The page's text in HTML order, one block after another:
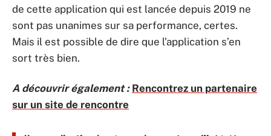
de cette application qui est lancée depuis 2019 ne
sont pas unanimes sur sa performance, certes.
Mais il est possible de dire que l’application s’en
sort très bien.
A découvrir également : Rencontrez un partenaire
sur un site de rencontre